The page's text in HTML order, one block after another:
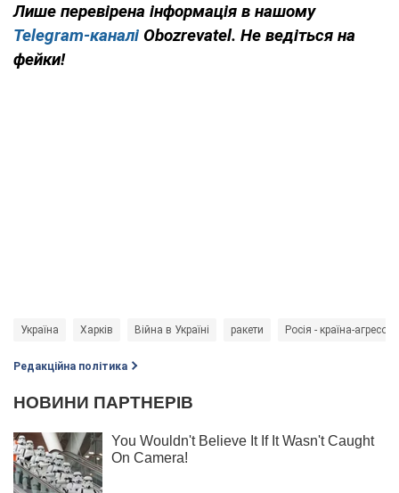
Лише перевірена інформація в нашому
Telegram-каналі Obozrevatel. Не ведіться на
фейки!
Україна Харків Війна в Україні ракети Росія - країна-агресор
Редакційна політика